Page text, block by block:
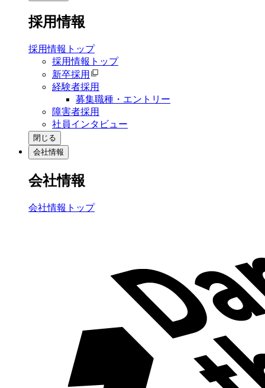
採用情報
採用情報トップ
採用情報トップ
新卒採用
経験者採用
募集職種・エントリー
障害者採用
社員インタビュー
閉じる
会社情報
会社情報
会社情報トップ